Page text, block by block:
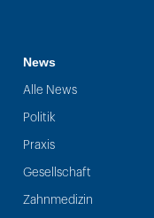
News
Alle News
Politik
Praxis
Gesellschaft
Zahnmedizin